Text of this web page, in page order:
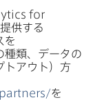
for
供する​
を​
種類、​データの​
トアウト）​方​
partners/を​